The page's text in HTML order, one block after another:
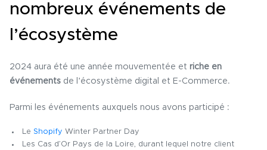
nombreux événements de
l’écosystème
2024 aura été une année mouvementée et riche en
événements de l’écosystème digital et E-Commerce.
Parmi les événements auxquels nous avons participé :
Le Shopify Winter Partner Day
Les Cas d’Or Pays de la Loire, durant lequel notre client